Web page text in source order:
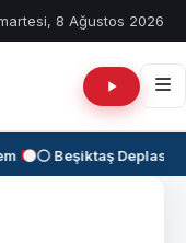
8 Ağustos 2026
⚫⚪ Beşiktaş